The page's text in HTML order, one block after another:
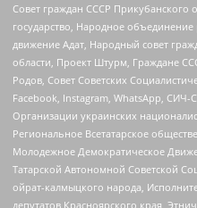
Совет граждан СССР Прикубанского
государство, Народное
движение Адат, Народный совет
области, Проект Штурм, Граждане
Родов, Совет Советских
Facebook, Instagram, WhatsApp,
Организации украинских
Региональное Всетатарское
Молодежное Демократическое
Татарской Автономной Советской
ойрат-калмыцкого народа,
депутатов Красноярского края,